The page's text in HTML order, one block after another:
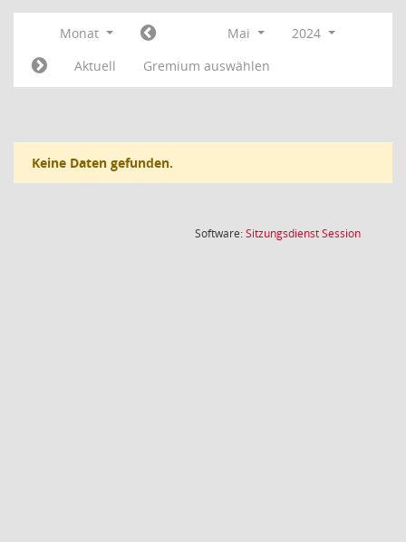
Monat Mai
2024
Aktuell
Gremium auswählen
Keine Daten gefunden.
Software:SitzungsdienstSession(Wird in